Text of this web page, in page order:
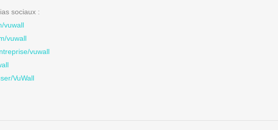
sociaux :
vuwall
vuwall
vuwall
VuWall